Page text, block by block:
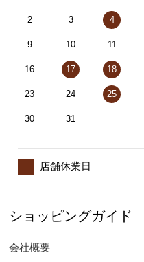
2 3 4
9 10 11
16 17 18
23 24 25
30 31
店舗休業日
ショッピングガイド
会社概要